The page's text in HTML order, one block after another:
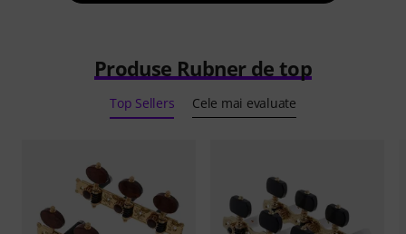
Produse Rubner de top
Top Sellers Cele mai evaluate